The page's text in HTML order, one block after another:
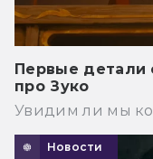
Первые детали
про Зуко
Увидим ли мы
Новости